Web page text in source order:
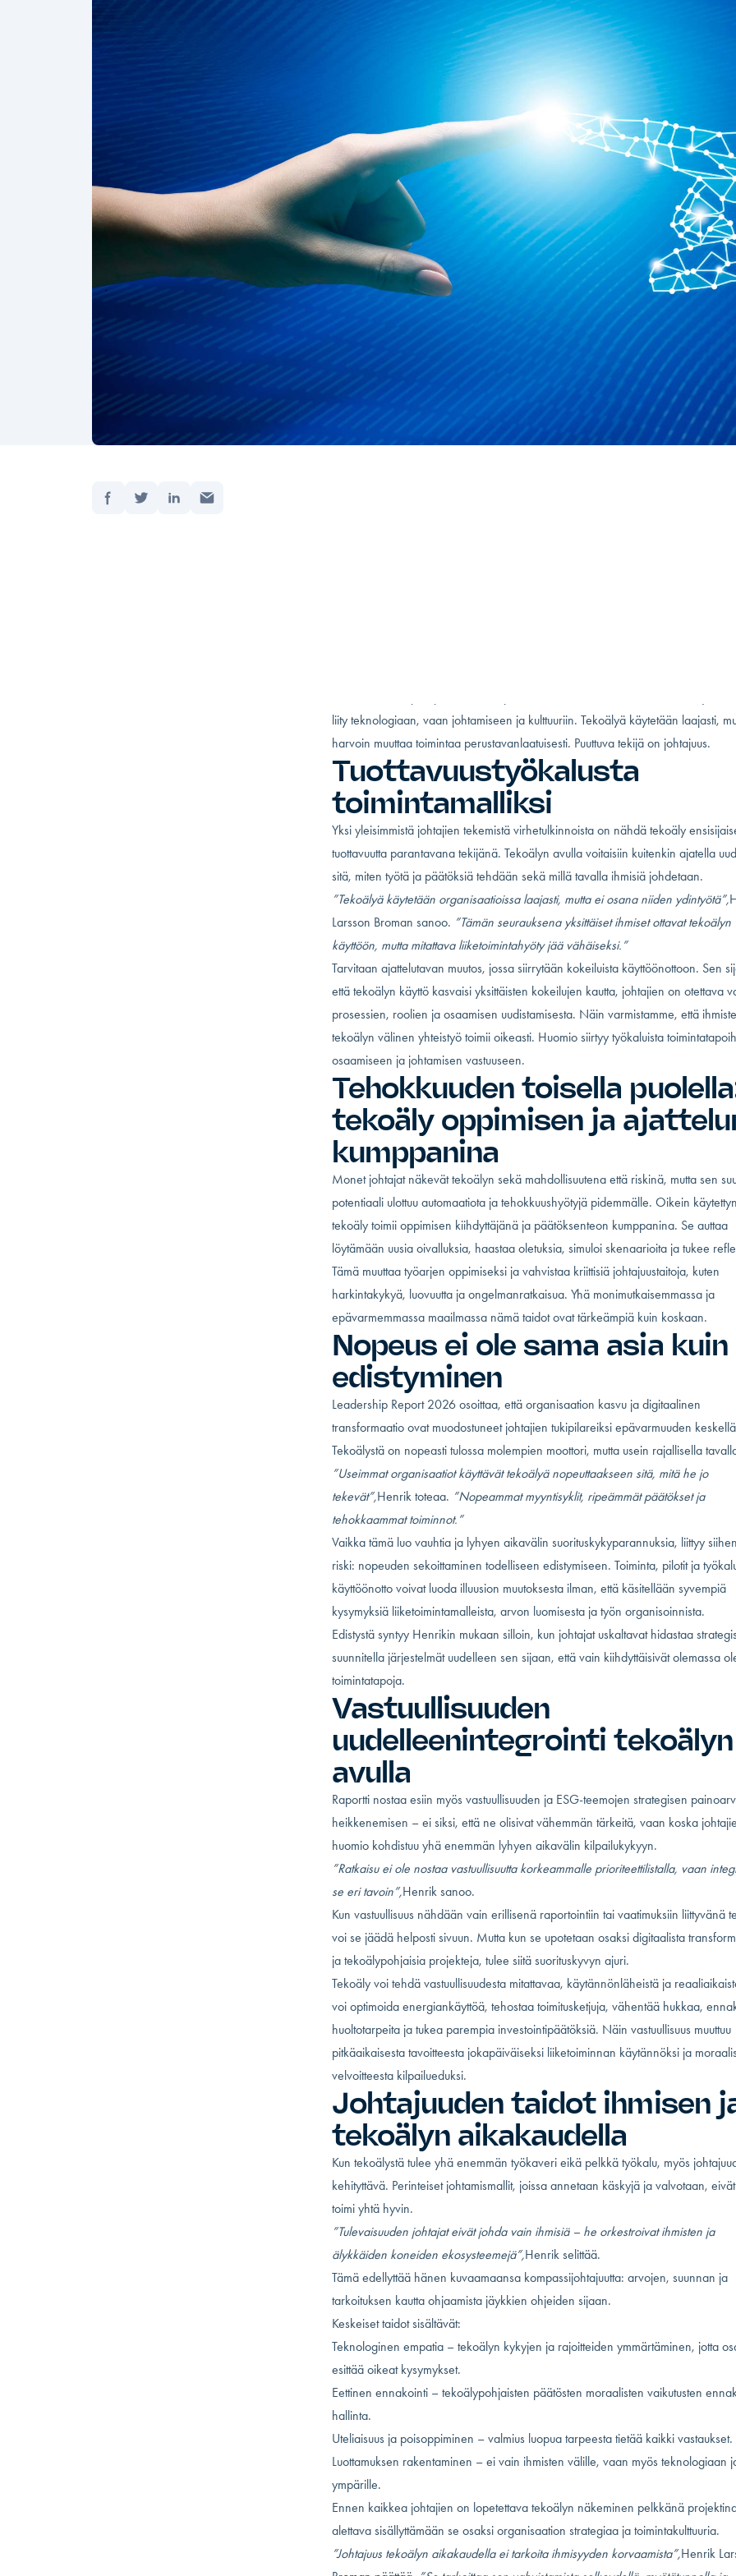
liity teknologiaan, vaan johtamiseen ja kulttuuriin. Tekoälyä käytetään laajasti,
harvoin muuttaa toimintaa perustavanlaatuisesti. Puuttuva tekijä on johtajuus.
Tuottavuustyökalusta
toimintamalliksi
Yksi yleisimmistä johtajien tekemistä virhetulkinnoista on nähdä tekoäly
tuottavuutta parantavana tekijänä. Tekoälyn avulla voitaisiin kuitenkin ajatella
sitä, miten työtä ja päätöksiä tehdään sekä millä tavalla ihmisiä johdetaan.
”Tekoälyä käytetään organisaatioissa laajasti, mutta ei osana niiden ydintyötä”,
Larsson Broman sanoo. ”Tämän seurauksena yksittäiset ihmiset ottavat tekoälyn
käyttöön, mutta mitattava liiketoimintahyöty jää vähäiseksi.”
Tarvitaan ajattelutavan muutos, jossa siirrytään kokeiluista käyttöönottoon. Sen
että tekoälyn käyttö kasvaisi yksittäisten kokeilujen kautta, johtajien on otettava
prosessien, roolien ja osaamisen uudistamisesta. Näin varmistamme, että
tekoälyn välinen yhteistyö toimii oikeasti. Huomio siirtyy työkaluista
osaamiseen ja johtamisen vastuuseen.
Tehokkuuden toisella
tekoäly oppimisen ja
kumppanina
Monet johtajat näkevät tekoälyn sekä mahdollisuutena että riskinä, mutta sen
potentiaali ulottuu automaatiota ja tehokkuushyötyjä pidemmälle. Oikein
tekoäly toimii oppimisen kiihdyttäjänä ja päätöksenteon kumppanina. Se auttaa
löytämään uusia oivalluksia, haastaa oletuksia, simuloi skenaarioita ja tukee
Tämä muuttaa työarjen oppimiseksi ja vahvistaa kriittisiä johtajuustaitoja, kuten
harkintakykyä, luovuutta ja ongelmanratkaisua. Yhä monimutkaisemmassa ja
epävarmemmassa maailmassa nämä taidot ovat tärkeämpiä kuin koskaan.
Nopeus ei ole sama asia kuin
edistyminen
Leadership Report 2026 osoittaa, että organisaation kasvu ja digitaalinen
transformaatio ovat muodostuneet johtajien tukipilareiksi epävarmuuden
Tekoälystä on nopeasti tulossa molempien moottori, mutta usein rajallisella
”Useimmat organisaatiot käyttävät tekoälyä nopeuttaakseen sitä, mitä he jo
tekevät”,Henrik toteaa. ”Nopeammat myyntisyklit, ripeämmät päätökset ja
tehokkaammat toiminnot.”
Vaikka tämä luo vauhtia ja lyhyen aikavälin suorituskykyparannuksia, liittyy
riski: nopeuden sekoittaminen todelliseen edistymiseen. Toiminta, pilotit ja
käyttöönotto voivat luoda illuusion muutoksesta ilman, että käsitellään syvempiä
kysymyksiä liiketoimintamalleista, arvon luomisesta ja työn organisoinnista.
Edistystä syntyy Henrikin mukaan silloin, kun johtajat uskaltavat hidastaa
suunnitella järjestelmät uudelleen sen sijaan, että vain kiihdyttäisivät olemassa
toimintatapoja.
Vastuullisuuden
uudelleenintegrointi tekoälyn
avulla
Raportti nostaa esiin myös vastuullisuuden ja ESG-teemojen strategisen
heikkenemisen – ei siksi, että ne olisivat vähemmän tärkeitä, vaan koska
huomio kohdistuu yhä enemmän lyhyen aikavälin kilpailukykyyn.
”Ratkaisu ei ole nostaa vastuullisuutta korkeammalle prioriteettilistalla, vaan
se eri tavoin”,Henrik sanoo.
Kun vastuullisuus nähdään vain erillisenä raportointiin tai vaatimuksiin liittyvänä
voi se jäädä helposti sivuun. Mutta kun se upotetaan osaksi digitaalista
ja tekoälypohjaisia projekteja, tulee siitä suorituskyvyn ajuri.
Tekoäly voi tehdä vastuullisuudesta mitattavaa, käytännönläheistä ja
voi optimoida energiankäyttöä, tehostaa toimitusketjuja, vähentää hukkaa,
huoltotarpeita ja tukea parempia investointipäätöksiä. Näin vastuullisuus muuttuu
pitkäaikaisesta tavoitteesta jokapäiväiseksi liiketoiminnan käytännöksi ja
velvoitteesta kilpailueduksi.
Johtajuuden taidot ihmisen
tekoälyn aikakaudella
Kun tekoälystä tulee yhä enemmän työkaveri eikä pelkkä työkalu, myös
kehityttävä. Perinteiset johtamismallit, joissa annetaan käskyjä ja valvotaan,
toimi yhtä hyvin.
”Tulevaisuuden johtajat eivät johda vain ihmisiä – he orkestroivat ihmisten ja
älykkäiden koneiden ekosysteemejä”,Henrik selittää.
Tämä edellyttää hänen kuvaamaansa kompassijohtajuutta: arvojen, suunnan ja
tarkoituksen kautta ohjaamista jäykkien ohjeiden sijaan.
Keskeiset taidot sisältävät:
Teknologinen empatia – tekoälyn kykyjen ja rajoitteiden ymmärtäminen, jotta
esittää oikeat kysymykset.
Eettinen ennakointi – tekoälypohjaisten päätösten moraalisten vaikutusten
hallinta.
Uteliaisuus ja poisoppiminen – valmius luopua tarpeesta tietää kaikki vastaukset.
Luottamuksen rakentaminen – ei vain ihmisten välille, vaan myös teknologiaan
ympärille.
Ennen kaikkea johtajien on lopetettava tekoälyn näkeminen pelkkänä
alettava sisällyttämään se osaksi organisaation strategiaa ja toimintakulttuuria.
”Johtajuus tekoälyn aikakaudella ei tarkoita ihmisyyden korvaamista”,Henrik